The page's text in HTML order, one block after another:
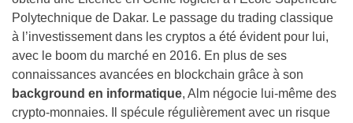
Polytechnique de Dakar. Le passage du trading classique
à l’investissement dans les cryptos a été évident pour lui,
avec le boom du marché en 2016. En plus de ses
connaissances avancées en blockchain grâce à son
background en informatique, Alm négocie lui-même des
crypto-monnaies. Il spécule régulièrement avec un risque